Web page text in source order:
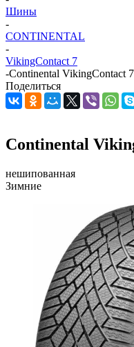
Шины
-
CONTINENTAL
-
VikingContact 7
-Continental VikingContact
Поделиться
Continental
нешипованная
Зимние